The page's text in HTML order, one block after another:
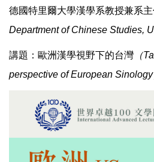
德國特里爾大學漢學系教授兼系
Department of Chinese Studies,
講題：歐洲漢學視野下的台灣 （
perspective of European Sinology